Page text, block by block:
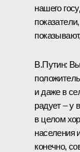
нашего
В.Путин:
и даже в
радует – у
в целом
населения
конечно,